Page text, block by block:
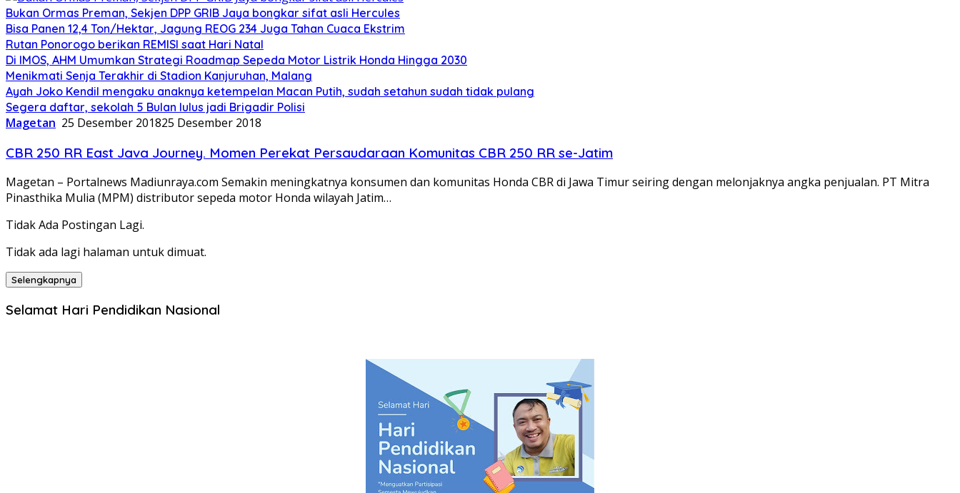
Bukan Ormas Preman, Sekjen DPP GRIB Jaya bongkar sifat asli Hercules
Bisa Panen 12,4 Ton/Hektar, Jagung REOG 234 Juga Tahan Cuaca Ekstrim
Rutan Ponorogo berikan REMISI saat Hari Natal
Di IMOS, AHM Umumkan Strategi Roadmap Sepeda Motor Listrik Honda Hingga 2030
Menikmati Senja Terakhir di Stadion Kanjuruhan, Malang
Ayah Joko Kendil mengaku anaknya ketempelan Macan Putih, sudah setahun sudah tidak pulang
Segera daftar, sekolah 5 Bulan lulus jadi Brigadir Polisi
Magetan 25 Desember 201825 Desember 2018
CBR 250 RR East Java Journey. Momen Perekat Persaudaraan Komunitas CBR 250 RR se-Jatim
Magetan – Portalnews Madiunraya.com Semakin meningkatnya konsumen dan komunitas Honda CBR di Jawa Timur seiring dengan melonjaknya angka penjualan. PT Mitra
Pinasthika Mulia (MPM) distributor sepeda motor Honda wilayah Jatim…
Tidak Ada Postingan Lagi.
Tidak ada lagi halaman untuk dimuat.
Selengkapnya
Selamat Hari Pendidikan Nasional